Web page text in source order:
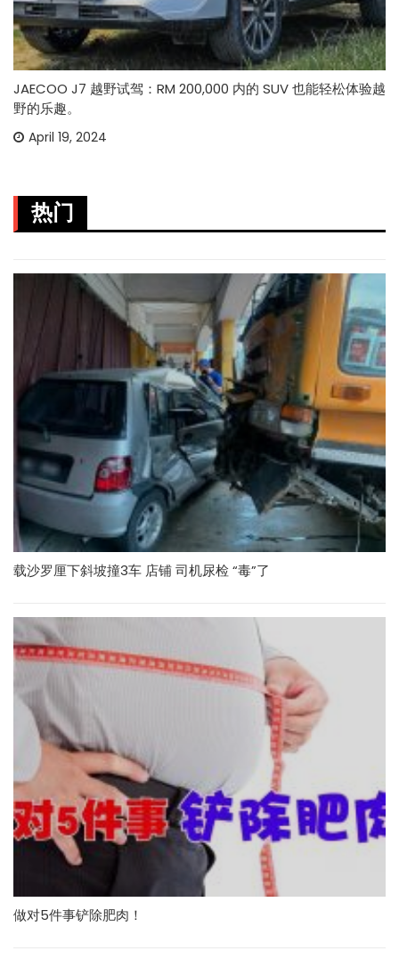
JAECOO J7 越野试驾：RM 200,000 内的 SUV 也能轻松体验越
野的乐趣。
April 19, 2024
热门
载沙罗厘下斜坡撞3车 店铺 司机尿检 “毒”了
做对5件事铲除肥肉！